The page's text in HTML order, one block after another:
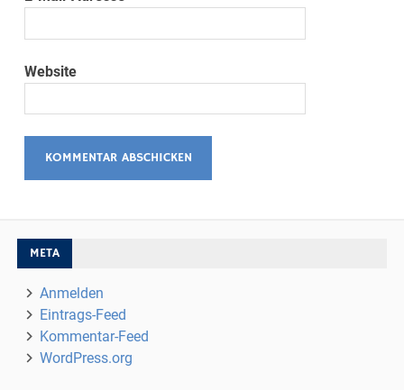
Website
META
Anmelden
Eintrags-Feed
Kommentar-Feed
WordPress.org